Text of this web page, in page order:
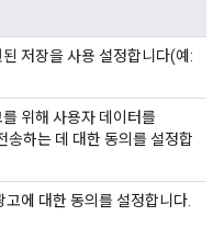
저장을 사용 설정합니다(예:
위해 사용자 데이터를
송하는 데 대한 동의를 설정합
고에 대한 동의를 설정합니다.